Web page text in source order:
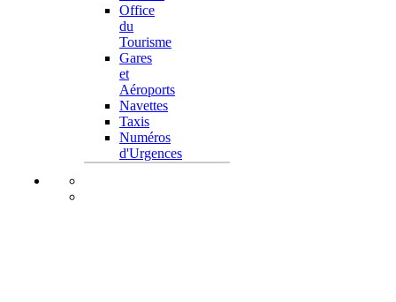
Office
du
Tourisme
Gares
et
Aéroports
Navettes
Taxis
Numéros
d'Urgences